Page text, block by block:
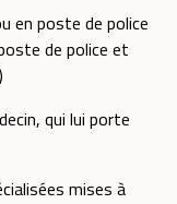
en poste de police
de police et
qui lui porte
mises à